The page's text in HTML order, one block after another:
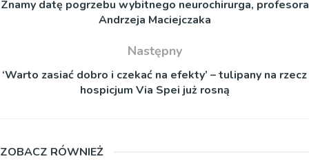
Znamy datę pogrzebu wybitnego neurochirurga, profesora
Andrzeja Maciejczaka
Następny
‘Warto zasiać dobro i czekać na efekty’ – tulipany na rzecz
hospicjum Via Spei już rosną
ZOBACZ RÓWNIEŻ